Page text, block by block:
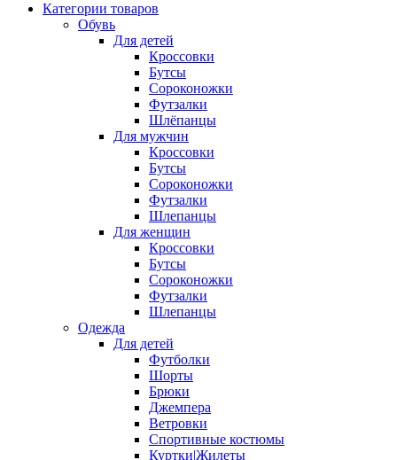
Категории товаров
Обувь
Для детей
Кроссовки
Бутсы
Сороконожки
Футзалки
Шлёпанцы
Для мужчин
Кроссовки
Бутсы
Сороконожки
Футзалки
Шлепанцы
Для женщин
Кроссовки
Бутсы
Сороконожки
Футзалки
Шлепанцы
Одежда
Для детей
Футболки
Шорты
Брюки
Джемпера
Ветровки
Спортивные костюмы
Куртки|Жилеты